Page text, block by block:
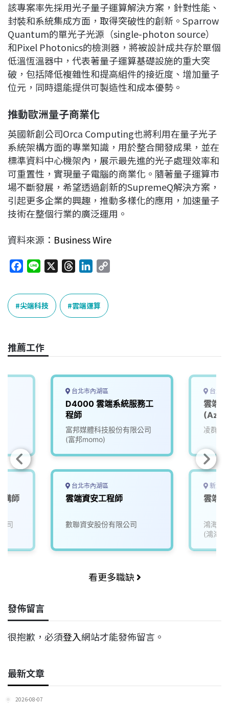
該專案率先採用光子量子運算解決方案，針對性能、
封裝和系統集成方面，取得突破性的創新。Sparrow
Quantum的單光子光源（single-photon source）
和Pixel Photonics的檢測器，將被設計成共存於單個
低溫恆溫器中，代表著量子運算基礎設施的重大突
破，包括降低複雜性和提高組件的接近度、增加量子
位元，同時還能提供可製造性和成本優勢。
推動歐洲量子商業化
英國新創公司Orca Computing也將利用在量子光子
系統架構方面的專業知識，用於整合開發成果，並在
標準資料中心機架內，展示最先進的光子處理效率和
可重置性，實現量子電腦的商業化。隨著量子運算市
場不斷發展，希望透過創新的SupremeQ解決方案，
引起更多企業的興趣，推動多樣化的應用，加速量子
技術在整個行業的廣泛運用。
資料來源： Business Wire
c
e
b
o
k
n
e
r
e
a
n
k
e
n
k
尖端科技 雲端運算
推薦工作
構師
司
台北市內湖區
D4000 雲端系統服務工
程師
富邦媒體科技股份有限公司
(富邦momo)
台北市內湖區
雲端資安工程師
數聯資安股份有限公司
台北
雲端
凌群電
新北
雲端
鴻海精
(鴻海)
看更多職缺
發佈留言
很抱歉，必須登入網站才能發佈留言。
最新文章
2026-08-07